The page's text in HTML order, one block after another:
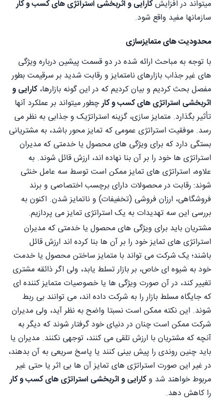
میتواند در افزایشکارایی و اثربخشی استراتژی های کسب و کار
سازمانها مفید واقع شود.
محدودیت های متمایزسازی
با توجه به مباحث ارائه شده در دو قسمت پیشین درباره ویژگی
های غیر جذاب بازارهای نامتمایز و رقابت شدید بر سرقیمت بطور
مفصل بحث کردیم و بیان کردیم که در این گونه بازارها،کارایی و
اثربخشی استراتژی های کسب و کارچطور میتواند بر عملکرد آنها
تأثیر بگذارد. متمایز سازی، گزینه استراتژیک و جذابی به نظر می
رسد. موفقیت استراتژی عمومی که تمایز محور باشد، به مشتریانی
بستگی دارد که برای ویژگی های محصول یا خدمتی که مدیران
استراتژی ها خود را بر آن بنا نهاده اند، ارزش قائل شوند. به
علاوه، استراتژی های تمایز ممکن است توسط سه عامل خنثی
شوند: رقابت در محصولات دارای برچسب اختصاصی و برند
فروشگاهی، ارزان فروشی (تخفیفات) و ناتمایز شدن. اکنون به
بررسی این سه تهدیدات به یک استراتژی تمایز می پردازیم.
مشتریان باید برای ویژگی های محصول یا خدمتی که مدیران
استراتژی های تمایز خود را بر آن ها بنا کرده اند ارزش قائل
باشند؛ یک شرکت می تواند با متمایز ساختن محصول یا خدمت
خود به شیوه ای خاص، بر بازار تسلط یابد، ولی اگر ذائقه مشتری
تغییر کند، در آن صورت ویژگی ها یا خصوصیات متمایز کننده ای
که جایگاه مسلط بازار را به شرکت داده اند، می توانند بی ربط
شوند. این نکته ممکن است نسبتا واضح به نظر آید، ولی مدیران
شرکت ممکن است چنان در دنیای خود گرفتار شوند که دیگر به
آنچه که مشتریان با ارزش تلقی می کنند، توجهی نکنند. مدیران یا
باید چنین روندی را پیش بینی کنند یا پاسخ سریعی به آن بدهند،
در غیر این صورت استراتژی های تمایز آن ها بی اثر یا حتی غیر
مربوط خواهند شد وکارایی و اثربخشی استراتژی های کسب و کار
را کاهش دهد.